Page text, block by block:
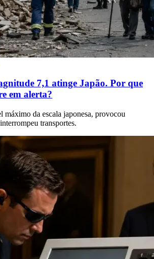
7,1 atinge Japão. Por que
em alerta?
máximo da escala japonesa, provocou
transportes.